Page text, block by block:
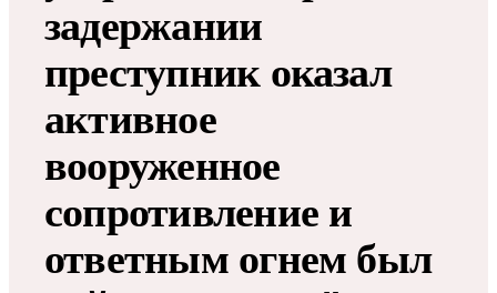
задержании
преступник оказал
активное
вооруженное
сопротивление и
ответным огнем был